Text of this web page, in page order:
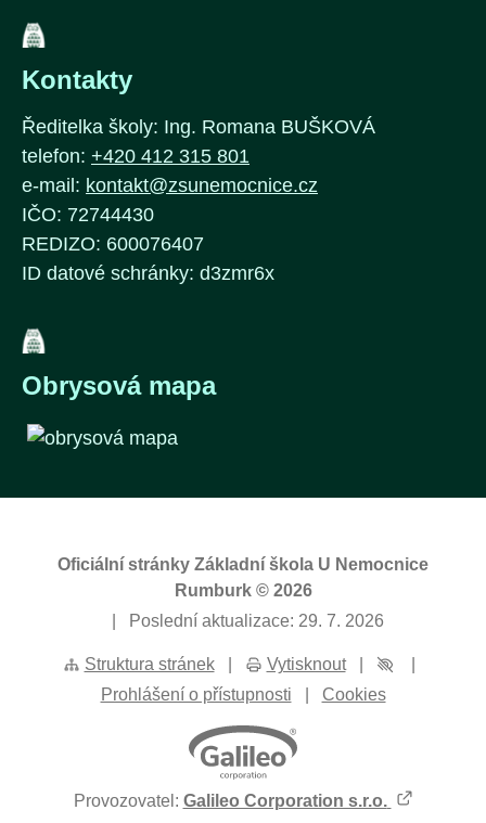
Kontakty
Ředitelka školy: Ing. Romana BUŠKOVÁ
telefon: +420 412 315 801
e-mail: kontakt@zsunemocnice.cz
IČO: 72744430
REDIZO: 600076407
ID datové schránky: d3zmr6x
Obrysová mapa
Oficiální stránky Základní škola U Nemocnice
Rumburk © 2026
Poslední aktualizace: 29. 7. 2026
Struktura stránek Vytisknout
Prohlášení o přístupnosti
Cookies
Provozovatel: Galileo Corporation s.r.o.